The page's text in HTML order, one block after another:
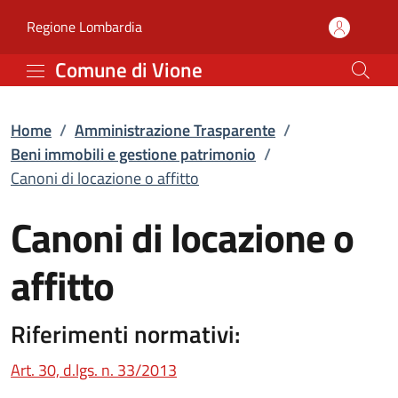
Canoni di locazione o
Regione Lombardia(apre in un'altra scheda).
Comune di Vione
Home / Amministrazione Trasparente /
Beni immobili e gestione patrimonio /
Canoni di locazione o affitto
Canoni di locazione o
affitto
Riferimenti normativi:
Art. 30, d.lgs. n. 33/2013